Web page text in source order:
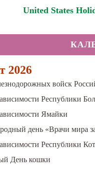
United States
2026
войск
Республики
Ямайки
день «Врачи мира
Республики
День кошки